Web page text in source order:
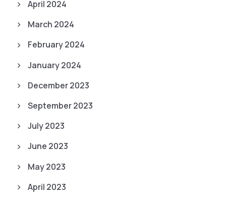
April 2024
March 2024
February 2024
January 2024
December 2023
September 2023
July 2023
June 2023
May 2023
April 2023